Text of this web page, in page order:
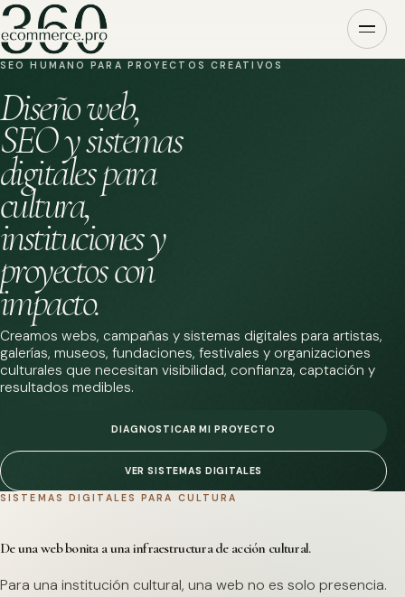
SEO HUMANO PARA PROYECTOS CREATIVOS
Diseño web,
SEO y sistemas
digitales para
cultura,
instituciones y
proyectos con
impacto.
Creamos webs, campañas y sistemas digitales para artistas,
galerías, museos, fundaciones, festivales y organizaciones
culturales que necesitan visibilidad, confianza, captación y
resultados medibles.
DIAGNOSTICAR MI PROYECTO
VER SISTEMAS DIGITALES
SISTEMAS DIGITALES PARA CULTURA
De una web bonita a una infraestructura de acción cultural.
Para una institución cultural, una web no es solo presencia.